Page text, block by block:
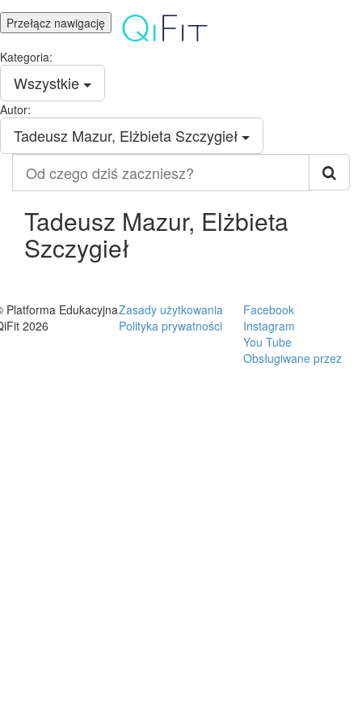
Przełącz nawigację
Kategoria:
Wszystkie
Autor:
Tadeusz Mazur, Elżbieta Szczygieł
czego
dziś
zaczniesz?
Tadeusz Mazur, Elżbieta
Szczygieł
Platforma Edukacyjna
2026
Zasady użytkowania
Polityka prywatności
Facebook
Instagram
You Tube
Obsługiwane przez